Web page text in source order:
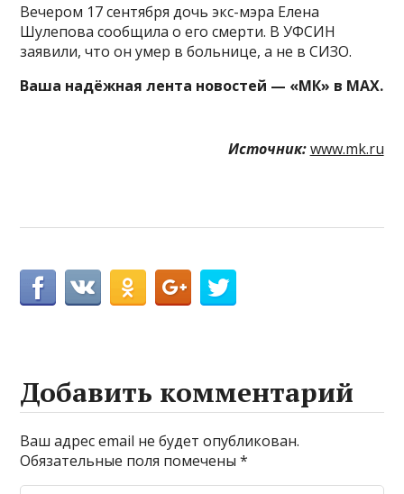
Вечером 17 сентября дочь экс-мэра Елена
Шулепова сообщила о его смерти. В УФСИН
заявили, что он умер в больнице, а не в СИЗО.
Ваша надёжная лента новостей — «МК» в MAX.
Источник: www.mk.ru
Добавить комментарий
Ваш адрес email не будет опубликован.
Обязательные поля помечены*